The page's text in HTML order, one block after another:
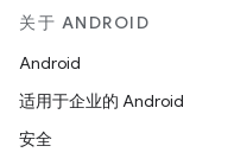
关于 ANDROID
Android
适用于企业的 Android
安全